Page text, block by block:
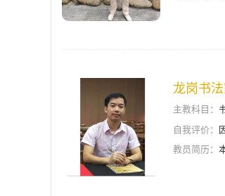
龙岗书
主教科目：
自我评价：
教员简历：